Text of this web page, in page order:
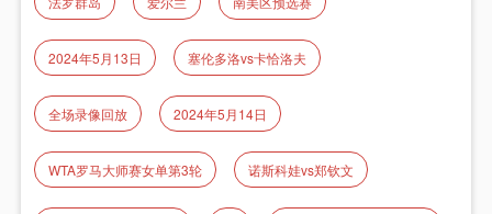
2024年5月13日 塞伦多洛vs卡恰洛夫
全场录像回放 2024年5月14日
WTA罗马大师赛女单第3轮 诺斯科娃vs郑钦文